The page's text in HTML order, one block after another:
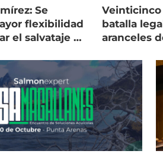
Se
flexibilidad
el salvataje de
batalla
aranceles